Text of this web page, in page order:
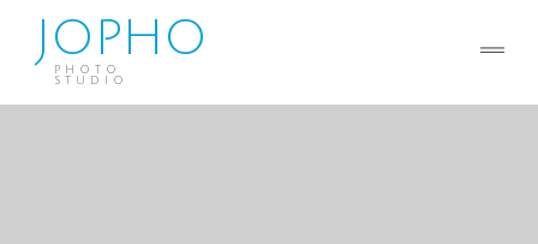
JOPHO
PHOTO
STUDIO